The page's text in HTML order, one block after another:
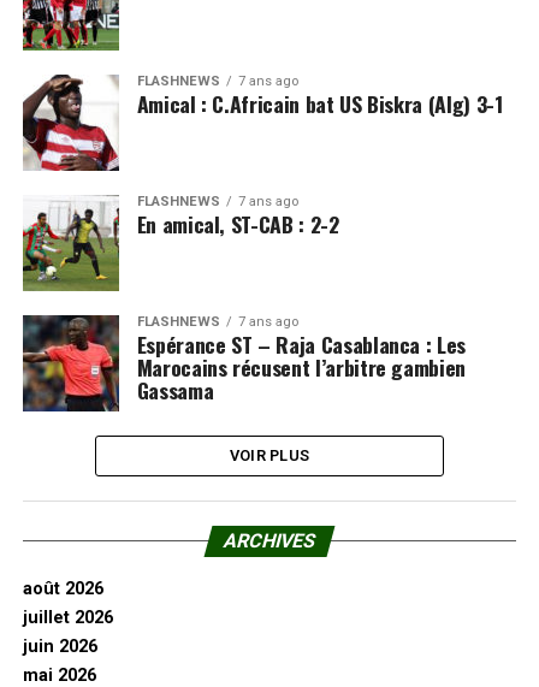
FLASHNEWS 7 ans ago
Amical : C.Africain bat US Biskra (Alg) 3-1
FLASHNEWS 7 ans ago
En amical, ST-CAB : 2-2
FLASHNEWS 7 ans ago
Espérance ST – Raja Casablanca : Les
Marocains récusent l’arbitre gambien
Gassama
VOIR PLUS
ARCHIVES
août 2026
juillet 2026
juin 2026
mai 2026